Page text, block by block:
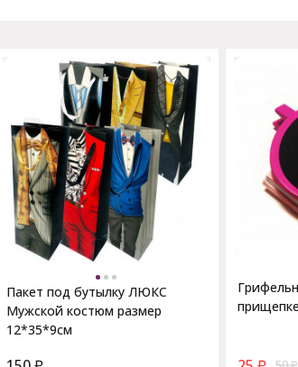
Пакет под бутылку ЛЮКС
Мужской костюм размер
12*35*9см